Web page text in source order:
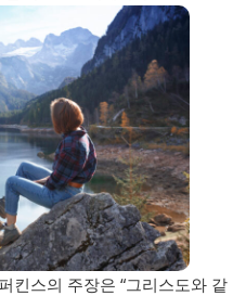
킨스의 주장은 “그리스도와 같